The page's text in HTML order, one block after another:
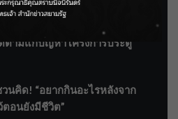
ตามแก้ปัญหาโครงการประตู
วนคิด! “อยากกินอะไรหลังจาก
ตอนยังมีชีวิต”